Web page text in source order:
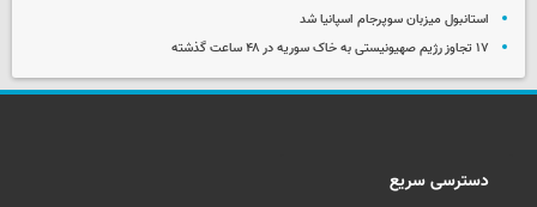
استانبول میزبان سوپرجام اسپانیا شد
۱۷ تجاوز رژیم صهیونیستی به خاک سوریه در ۴۸ ساعت گذشته
دسترسی سریع